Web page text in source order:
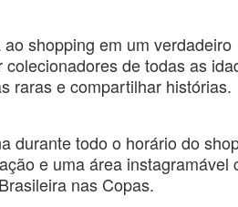
shopping em um verdadeiro
de todas as
raras e compartilhar histórias.
durante todo o horário do
e uma área instagramável
nas Copas.